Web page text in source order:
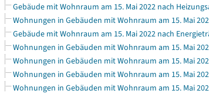
Gebäude mit Wohnraum am 15. Mai 2022 nach
Wohnungen in Gebäuden mit Wohnraum am 15. Mai
Gebäude mit Wohnraum am 15. Mai 2022 nach
Wohnungen in Gebäuden mit Wohnraum am 15. Mai
Wohnungen in Gebäuden mit Wohnraum am 15. Mai
Wohnungen in Gebäuden mit Wohnraum am 15. Mai
Wohnungen in Gebäuden mit Wohnraum am 15. Mai